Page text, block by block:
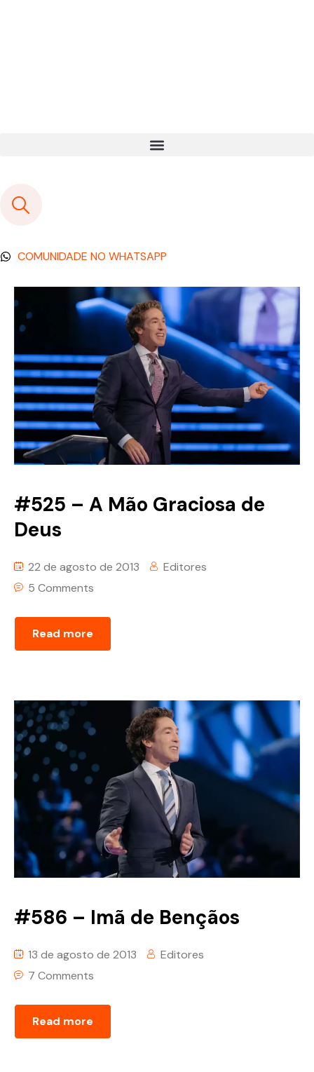
COMUNIDADE NO WHATSAPP
#525 – A Mão Graciosa de
Deus
22 de agosto de 2013
Editores
5 Comments
Read more
#586 – Imã de Bençãos
13 de agosto de 2013
Editores
7 Comments
Read more